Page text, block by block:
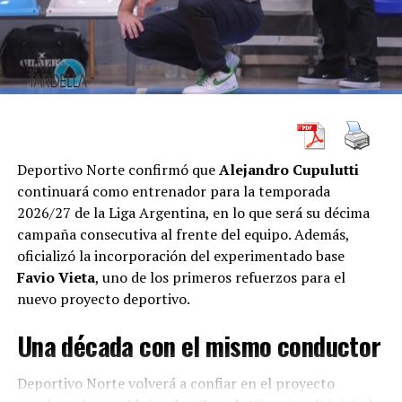
segundo cuarto
En el segundo período, Gimnasia volvió a golpear. Con
ChacónyDatocomo protagonistas en ataque, el local
parecía darle tranquilidad al equipo de Comodoro, pero
El conjunto cordobés achicó la diferencia conPatricio
Tabárez y llegó a ponerse a tres puntos,32-29, cuando
todavía quedaban cuatro minutos para el cierre del
primer tiempo.
El tramo final del segundo cuarto fue parejo. Gimnasia
Anyelo Cisneros, y logró irse al descanso largo arriba
44-40. La diferencia era corta, pero valiosa en una noche
donde cada posesión tenía peso de semifinal.
Deportivo Norte confirmó queAlejandro Cupulutti
continuará como entrenador para la temporada
2026/27 de la Liga Argentina, en lo que será su décima
campaña consecutiva al frente del equipo. Además,
oficializó la incorporación del experimentado base
Favio Vieta, uno de los primeros refuerzos para el
nuevo proyecto deportivo.
Una década con el mismo conductor
Deportivo Norte volverá a confiar en el proyecto